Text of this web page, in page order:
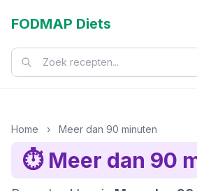
FODMAP Diets
Home › Meer dan 90 minuten
⏱️ Meer dan 90